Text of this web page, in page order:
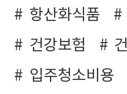
항산화식품
건강보험
입주청소비용